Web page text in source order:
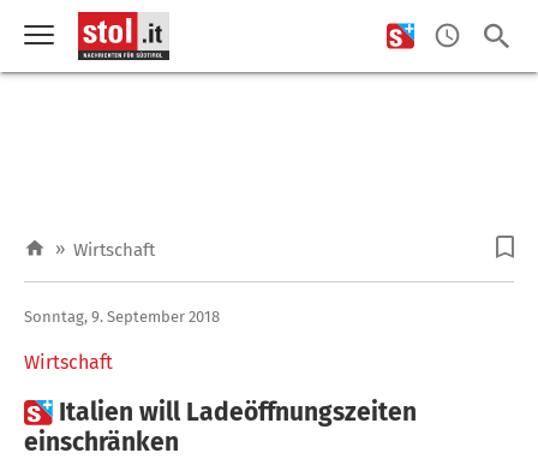
» Wirtschaft
Wirtschaft
Sonntag, 9. September 2018
 Italien will Ladeöffnungszeiten
einschränken